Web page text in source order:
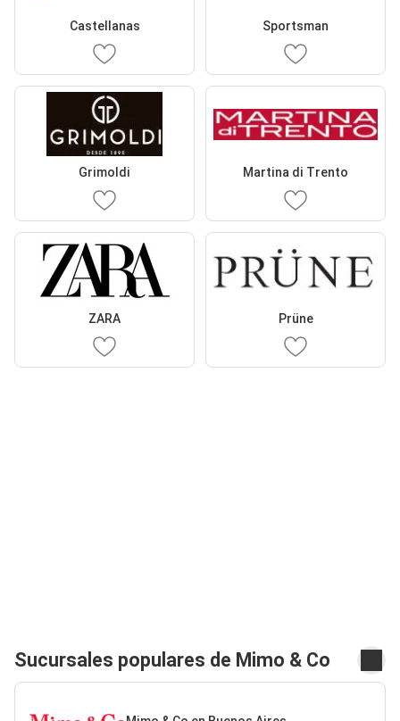
Castellanas Sportsman
Grimoldi Martina di Trento
ZARA Prüne
Sucursales populares de Mimo & Co